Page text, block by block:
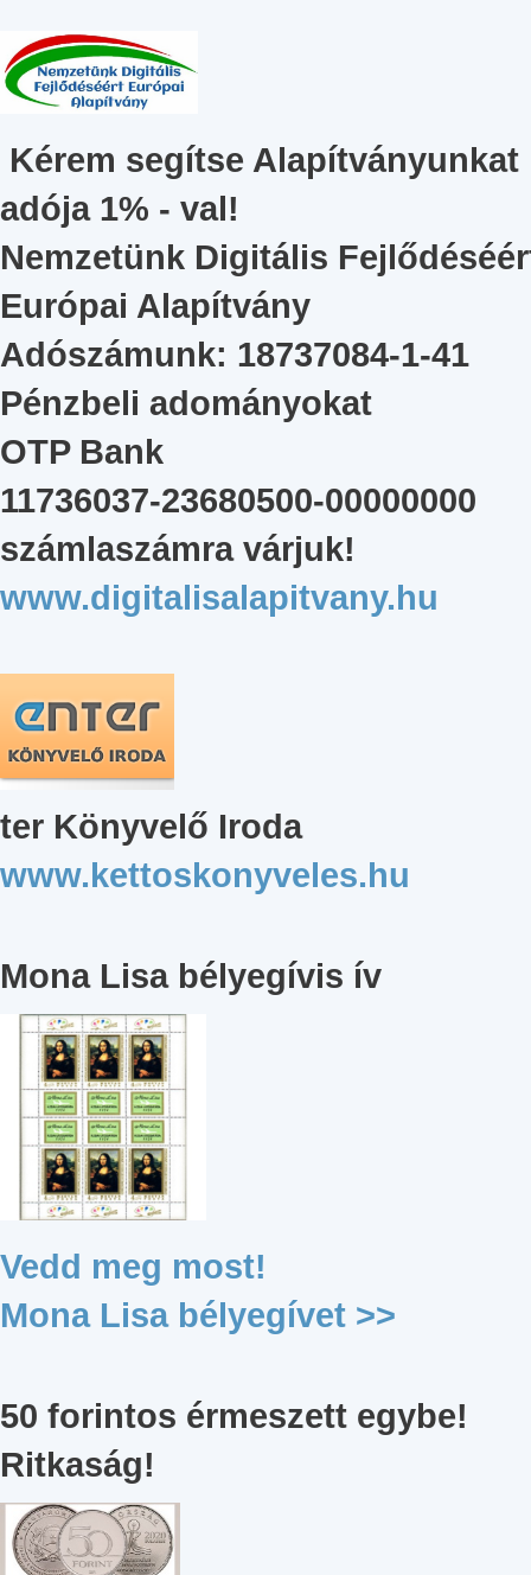
Kérem segítse Alapítványunkat
adója 1% - val!
Nemzetünk Digitális
Európai Alapítvány
Adószámunk: 18737084-1-41
Pénzbeli adományokat
OTP Bank
11736037-23680500-00000000
számlaszámra várjuk!
www.digitalisalapitvany.hu
ter Könyvelő Iroda
www.kettoskonyveles.hu
Mona Lisa bélyegívis ív
Vedd meg most!
Mona Lisa bélyegívet >>
50 forintos érmeszett egybe!
Ritkaság!